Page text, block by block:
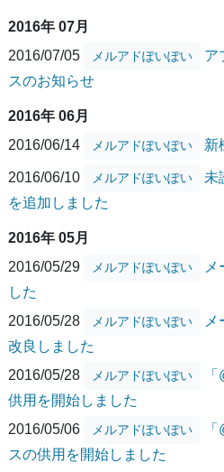
2016年 07月
2016/07/05
メルアドぽいぽい
ア
スのお知らせ
2016年 06月
2016/06/14
メルアドぽいぽい 新
2016/06/10 メルアドぽいぽい
未
を追加しました
2016年 05月
2016/05/29
メルアドぽいぽい
した
2016/05/28
メルアドぽいぽい
改良しました
2016/05/28
メルアドぽいぽい
供用を開始しました
2016/05/06
メルアドぽいぽい
スの供用を開始しました